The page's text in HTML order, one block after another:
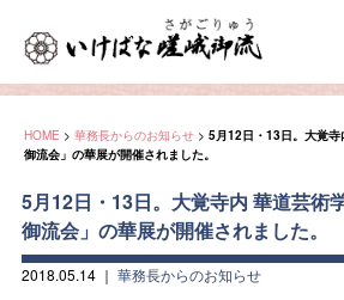
HOME > 華務長からのお知らせ > 5月12日・13日。大覚
御流会」の華展が開催されました。
5月12日・13日。大覚寺内 華道芸術
御流会」の華展が開催されました。
2018.05.14｜ 華務長からのお知らせ